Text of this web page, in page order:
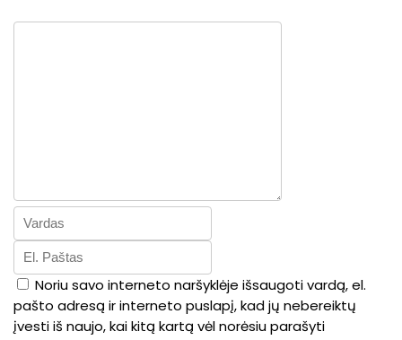
Noriu savo interneto naršyklėje išsaugoti vardą, el.
pašto adresą ir interneto puslapį, kad jų nebereiktų
įvesti iš naujo, kai kitą kartą vėl norėsiu parašyti